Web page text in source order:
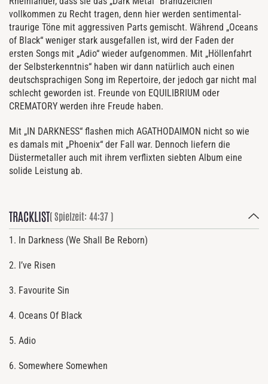
vollkommen zu Recht tragen, denn hier werden sentimental-
traurige Töne mit aggressiven Parts gemischt. Während „Oceans
of Black“ weniger stark ausgefallen ist, wird der Faden der
ersten Songs mit „Adio“ wieder aufgenommen. Mit „Höllenfahrt
der Selbsterkenntnis“ haben wir dann natürlich auch einen
deutschsprachigen Song im Repertoire, der jedoch gar nicht mal
schlecht geworden ist. Freunde von EQUILIBRIUM oder
CREMATORY werden ihre Freude haben.
Mit „IN DARKNESS“ flashen mich AGATHODAIMON nicht so wie
es damals mit „Phoenix“ der Fall war. Dennoch liefern die
Düstermetaller auch mit ihrem verflixten siebten Album eine
solide Leistung ab.
TRACKLIST( Spielzeit: 44:37 )
1. In Darkness (We Shall Be Reborn)
2. I’ve Risen
3. Favourite Sin
4. Oceans Of Black
5. Adio
6. Somewhere Somewhen